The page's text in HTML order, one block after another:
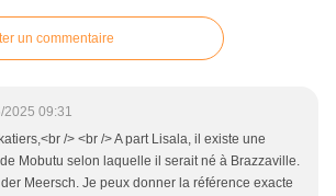
un commentaire
2025 09:31
/> <br /> A part Lisala, il existe une
Mobutu selon laquelle il serait né à Brazzaville.
der Meersch. Je peux donner la référence exacte